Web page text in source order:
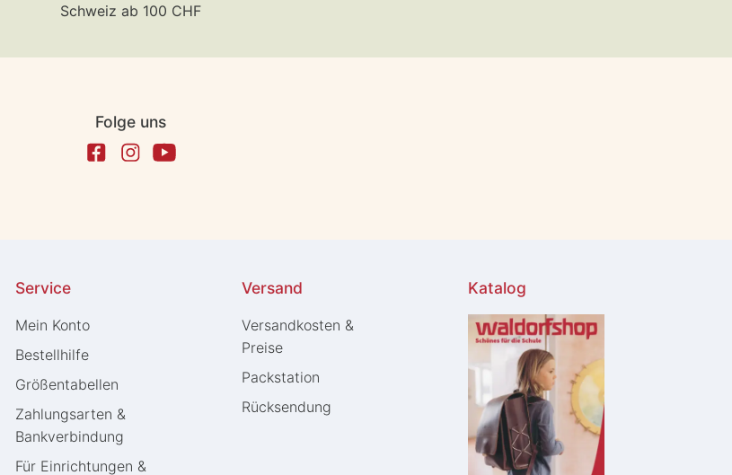
Schweiz ab 100 CHF
Folge uns
Service
Mein Konto
Bestellhilfe
Größentabellen
Zahlungsarten &
Bankverbindung
Für Einrichtungen &
Versand
Versandkosten &
Preise
Packstation
Rücksendung
Katalog